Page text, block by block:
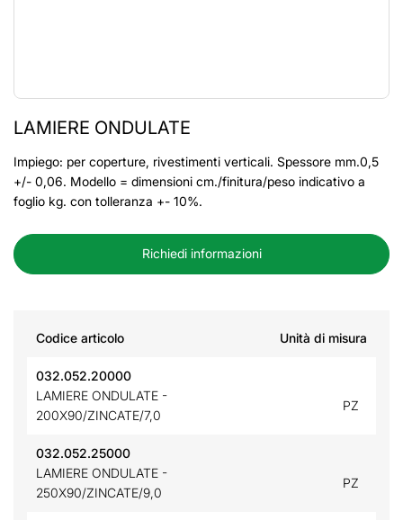
LAMIERE ONDULATE
Impiego: per coperture, rivestimenti verticali. Spessore mm.0,5
+/- 0,06. Modello = dimensioni cm./finitura/peso indicativo a
foglio kg. con tolleranza +- 10%.
Richiedi informazioni
Codice articolo Unità di misura
032.052.20000
LAMIERE ONDULATE -
200X90/ZINCATE/7,0
PZ
032.052.25000
LAMIERE ONDULATE -
250X90/ZINCATE/9,0
PZ